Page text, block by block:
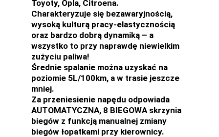
Toyoty, Opla, Citroena.
Charakteryzuje się bezawaryjnością,
wysoką kulturą pracy-elastycznością
oraz bardzo dobrą dynamiką – a
wszystko to przy naprawdę niewielkim
zużyciu paliwa!
Średnie spalanie można uzyskać na
poziomie 5L/100km, a w trasie jeszcze
mniej.
Za przeniesienie napędu odpowiada
AUTOMATYCZNA, 8 BIEGOWA skrzynia
biegów z funkcją manualnej zmiany
biegów łopatkami przy kierownicy.